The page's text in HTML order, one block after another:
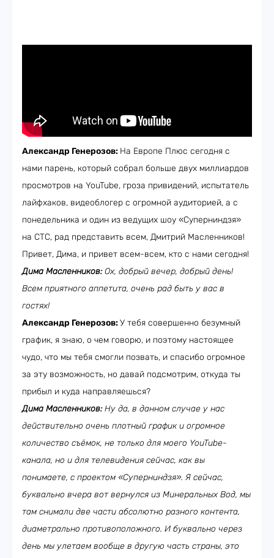
Александр Генерозов: На Европе Плюс сегодня с
нами парень, который собрал больше двух миллиардов
просмотров на YouTube, гроза привидений, испытатель
лайфхаков, видеоблогер с огромной аудиторией, а с
понедельника и один из ведущих шоу «Суперниндзя»
на СТС, рад представить всем, Дмитрий Масленников!
Привет, Дима, и привет всем-всем, кто с нами сегодня!
Дима Масленников:Ох, добрый вечер, добрый день!
Всем приятного аппетита, очень рад быть у вас в
гостях!
Александр Генерозов:У тебя совершенно безумный
график, я знаю, о чем говорю, и поэтому настоящее
чудо, что мы тебя смогли позвать, и спасибо огромное
за эту возможность, но давай подсмотрим, откуда ты
прибыл и куда направляешься?
Дима Масленников:Ну да, в данном случае у нас
действительно очень плотный график и огромное
количество съёмок, не только для моего YouTube-
канала, но и для телевидения сейчас, как вы
понимаете, с проектом «Суперниндзя». Я сейчас,
буквально вчера вот вернулся из Минеральных Вод, мы
там снимали две части абсолютно разного контента,
диаметрально противоположного. И буквально через
день мы улетаем вообще в другую часть страны, это